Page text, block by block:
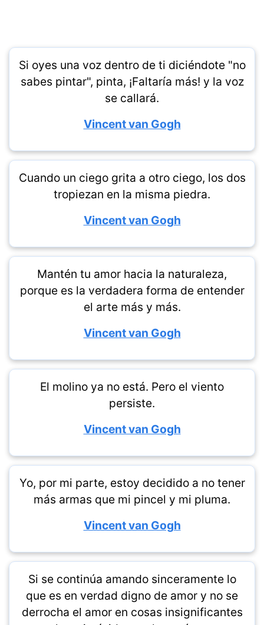
Si oyes una voz dentro de ti diciéndote "no
sabes pintar", pinta, ¡Faltaría más! y la voz
se callará.
Vincent van Gogh
Cuando un ciego grita a otro ciego, los dos
tropiezan en la misma piedra.
Vincent van Gogh
Mantén tu amor hacia la naturaleza,
porque es la verdadera forma de entender
el arte más y más.
Vincent van Gogh
El molino ya no está. Pero el viento
persiste.
Vincent van Gogh
Yo, por mi parte, estoy decidido a no tener
más armas que mi pincel y mi pluma.
Vincent van Gogh
Si se continúa amando sinceramente lo
que es en verdad digno de amor y no se
derrocha el amor en cosas insignificantes